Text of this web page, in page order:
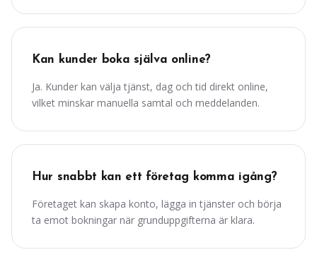
Kan kunder boka själva online?
Ja. Kunder kan välja tjänst, dag och tid direkt online,
vilket minskar manuella samtal och meddelanden.
Hur snabbt kan ett företag komma igång?
Företaget kan skapa konto, lägga in tjänster och börja
ta emot bokningar när grunduppgifterna är klara.